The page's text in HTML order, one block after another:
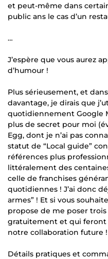
et peut-même dans
public ans le cas d’un
…
J’espère que vous aurez
d’humour !
Plus sérieusement, et
davantage, je dirais que
quotidiennement Google
plus de secret pour moi
Egg, dont je n’ai pas
statut de “Local guide”
références plus
littéralement des
celle de franchises
quotidiennes ! J’ai donc
armes” ! Et si vous
propose de me poser
gratuitement et qui feront
notre collaboration future !
Détails pratiques et